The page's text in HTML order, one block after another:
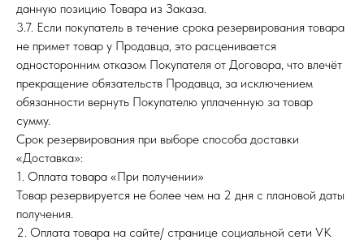
данную позицию Товара из Заказа.
3.7. Если покупатель в течение срока резервирования товара
не примет товар у Продавца, это расценивается
односторонним отказом Покупателя от Договора, что влечёт
прекращение обязательств Продавца, за исключением
обязанности вернуть Покупателю уплаченную за товар
сумму.
Срок резервирования при выборе способа доставки
«Доставка»:
1. Оплата товара «При получении»
Товар резервируется не более чем на 2 дня с плановой даты
получения.
2. Оплата товара на сайте/ странице социальной сети VK